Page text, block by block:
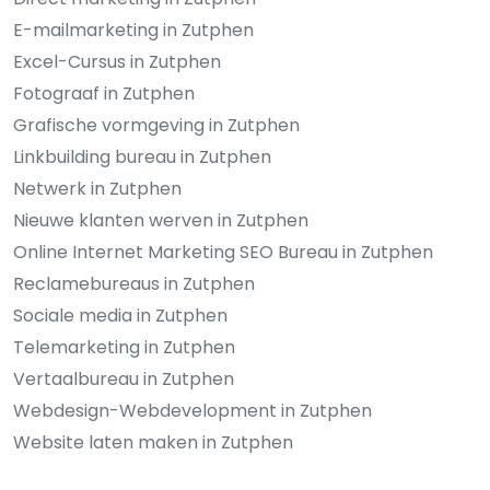
E-mailmarketing in Zutphen
Excel-Cursus in Zutphen
Fotograaf in Zutphen
Grafische vormgeving in Zutphen
Linkbuilding bureau in Zutphen
Netwerk in Zutphen
Nieuwe klanten werven in Zutphen
Online Internet Marketing SEO Bureau in Zutphen
Reclamebureaus in Zutphen
Sociale media in Zutphen
Telemarketing in Zutphen
Vertaalbureau in Zutphen
Webdesign-Webdevelopment in Zutphen
Website laten maken in Zutphen